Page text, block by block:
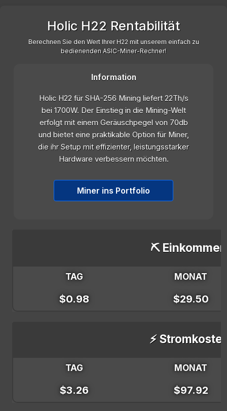
Holic H22 Rentabilität
Berechnen Sie den Wert Ihrer H22 mit unserem einfach zu
bedienenden ASIC-Miner-Rechner!
Information
Holic H22 für SHA-256 Mining liefert 22Th/s
bei 1700W. Der Einstieg in die Mining-Welt
erfolgt mit einem Geräuschpegel von 70db
und bietet eine praktikable Option für Miner,
die ihr Setup mit effizienter, leistungsstarker
Hardware verbessern möchten.
Miner ins Portfolio
⛏️
TAG MONAT
$0.98 $29.50
⚡
TAG MONAT
$3.26 $97.92